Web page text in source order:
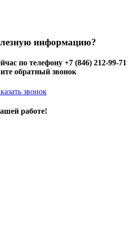
информацию?
по телефону +7 (846) 212-99-71
обратный звонок
звонок
работе!